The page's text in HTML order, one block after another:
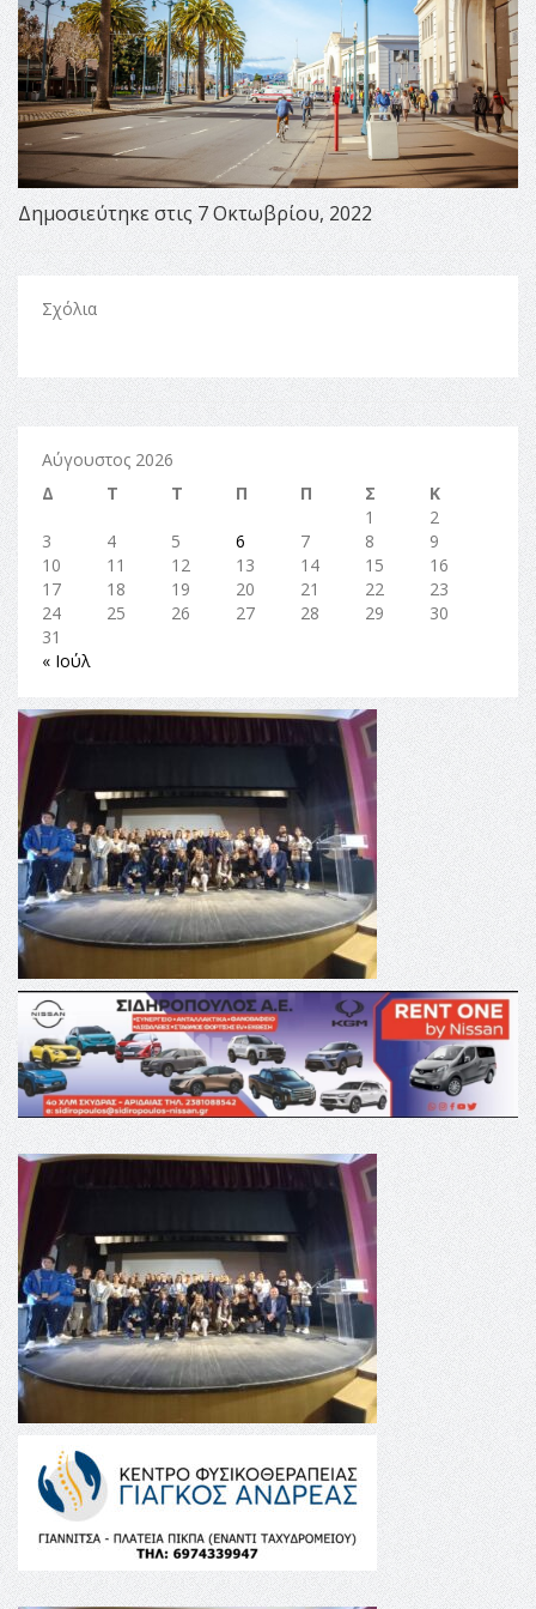
Δημοσιεύτηκε στις 7 Οκτωβρίου, 2022
Σχόλια
Αύγουστος 2026
Δ
Τ Τ Π Π Σ
Κ
1
2
3
4 5 6 7 8
9
10
11 12 13 14 15
16
17
18 19 20 21 22
23
24
25 26 27 28 29
30
31
« Ιούλ